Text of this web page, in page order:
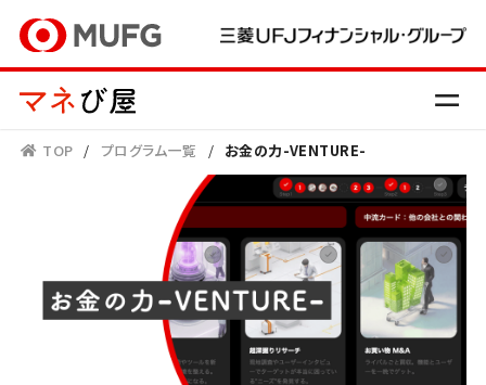
TOP / プログラム一覧 / お金の力-VENTURE-